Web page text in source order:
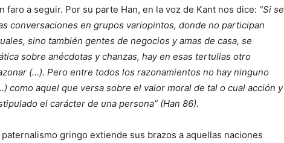
faro a seguir. Por su parte Han, en la voz de Kant nos dice: “Si se
conversaciones en grupos variopintos, donde no participan
sino también gentes de negocios y amas de casa, se
sobre anécdotas y chanzas, hay en esas tertulias otro
(…). Pero entre todos los razonamientos no hay ninguno
como aquel que versa sobre el valor moral de tal o cual acción y
el carácter de una persona” (Han 86).
gringo extiende sus brazos a aquellas naciones